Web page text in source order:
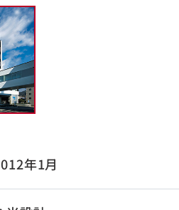
年1月